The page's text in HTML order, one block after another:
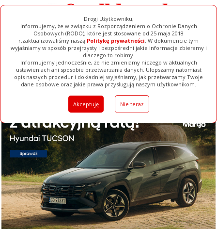
Drogi Użytkowniku,
Informujemy, że w związku z Rozporządzeniem o Ochronie Danych
Osobowych (RODO), które jest stosowane od 25 maja 2018
r.zaktualizowaliśmy naszą Politykę prywatności. W dokumencie tym
wyjaśniamy w sposób przejrzysty i bezpośredni jakie informacje zbieramy i
dlaczego to robimy.
Informujemy jednocześnie, że nie zmieniamy niczego w aktualnych
ustawieniach ani sposobie przetwarzania danych. Ulepszamy natomiast
opis naszych procedur i dokładniej wyjaśniamy, jak przetwarzamy Twoje
dane osobowe oraz jakie prawa przysługują naszym użytkownikom.
Akceptuję Nie teraz
Ogłoszenia Filmy Galerie Baza Firm Pełna Wersja